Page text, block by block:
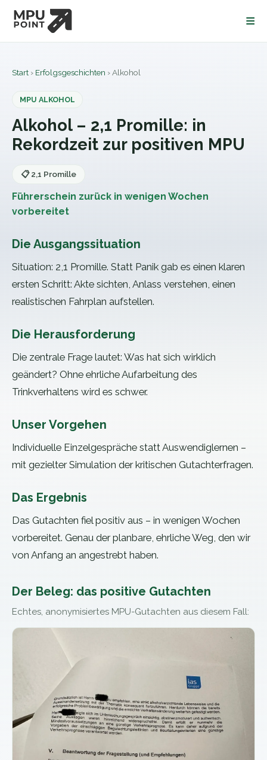
≡
Start › Erfolgsgeschichten ›Alkohol
MPU ALKOHOL
Alkohol – 2,1 Promille: in
Rekordzeit zur positiven MPU
📋2,1 Promille
Führerschein zurück in wenigen Wochen
vorbereitet
Die Ausgangssituation
Situation: 2,1 Promille. Statt Panik gab es einen klaren
ersten Schritt: Akte sichten, Anlass verstehen, einen
realistischen Fahrplan aufstellen.
Die Herausforderung
Die zentrale Frage lautet: Was hat sich wirklich
geändert? Ohne ehrliche Aufarbeitung des
Trinkverhaltens wird es schwer.
Unser Vorgehen
Individuelle Einzelgespräche statt Auswendiglernen –
mit gezielter Simulation der kritischen Gutachterfragen.
Das Ergebnis
Das Gutachten fiel positiv aus – in wenigen Wochen
vorbereitet. Genau der planbare, ehrliche Weg, den wir
von Anfang an angestrebt haben.
Der Beleg: das positive Gutachten
Echtes, anonymisiertes MPU-Gutachten aus diesem Fall: